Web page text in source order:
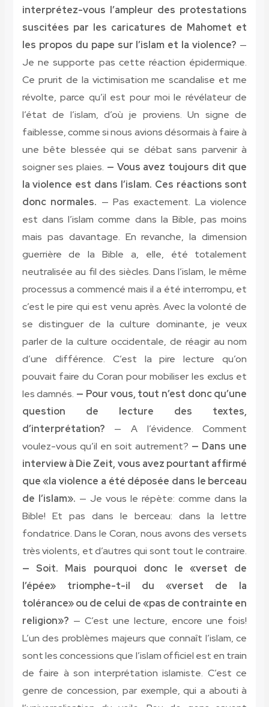
interprétez-vous l’ampleur des protestations
suscitées par les caricatures de Mahomet et
les propos du pape sur l’islam et la violence? —
Je ne supporte pas cette réaction épidermique.
Ce prurit de la victimisation me scandalise et me
révolte, parce qu’il est pour moi le révélateur de
l’état de l’islam, d’où je proviens. Un signe de
faiblesse, comme si nous avions désormais à faire à
une bête blessée qui se débat sans parvenir à
soigner ses plaies. — Vous avez toujours dit que
la violence est dans l’islam. Ces réactions sont
donc normales. — Pas exactement. La violence
est dans l’islam comme dans la Bible, pas moins
mais pas davantage. En revanche, la dimension
guerrière de la Bible a, elle, été totalement
neutralisée au fil des siècles. Dans l’islam, le même
processus a commencé mais il a été interrompu, et
c’est le pire qui est venu après. Avec la volonté de
se distinguer de la culture dominante, je veux
parler de la culture occidentale, de réagir au nom
d’une différence. C’est la pire lecture qu’on
pouvait faire du Coran pour mobiliser les exclus et
les damnés. — Pour vous, tout n’est donc qu’une
question de lecture des textes,
d’interprétation? — A l’évidence. Comment
voulez-vous qu’il en soit autrement? — Dans une
interview à Die Zeit, vous avez pourtant affirmé
que «la violence a été déposée dans le berceau
de l’islam». — Je vous le répète: comme dans la
Bible! Et pas dans le berceau: dans la lettre
fondatrice. Dans le Coran, nous avons des versets
très violents, et d’autres qui sont tout le contraire.
— Soit. Mais pourquoi donc le «verset de
l’épée» triomphe-t-il du «verset de la
tolérance» ou de celui de «pas de contrainte en
religion»? — C’est une lecture, encore une fois!
L’un des problèmes majeurs que connaît l’islam, ce
sont les concessions que l’islam officiel est en train
de faire à son interprétation islamiste. C’est ce
genre de concession, par exemple, qui a abouti à